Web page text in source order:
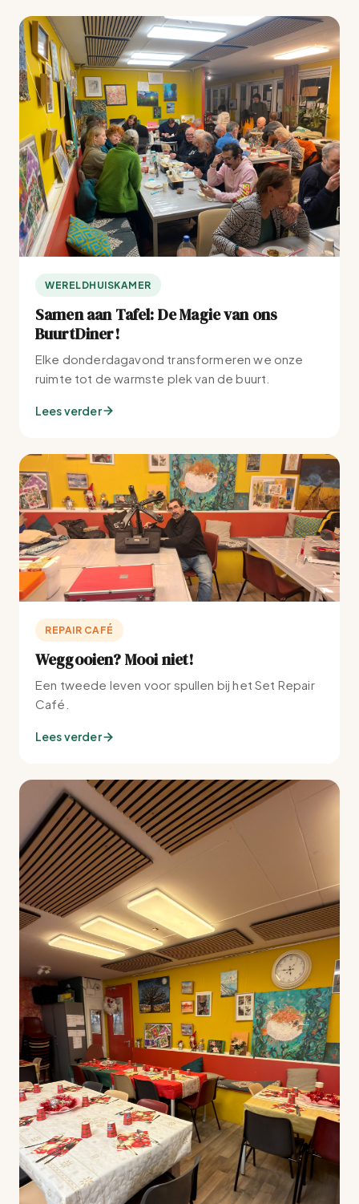
WERELDHUISKAMER
Samen aan Tafel: De Magie van ons
BuurtDiner!
Elke donderdagavond transformeren we onze
ruimte tot de warmste plek van de buurt.
Lees verder
REPAIR CAFÉ
Weggooien? Mooi niet!
Een tweede leven voor spullen bij het Set Repair
Café.
Lees verder